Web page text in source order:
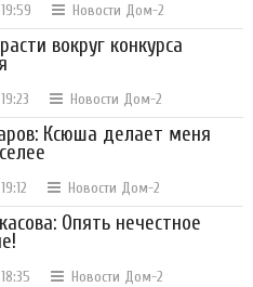
Новости Дом-2
вокруг конкурса
Новости Дом-2
Ксюша делает меня
Новости Дом-2
Опять нечестное
Новости Дом-2